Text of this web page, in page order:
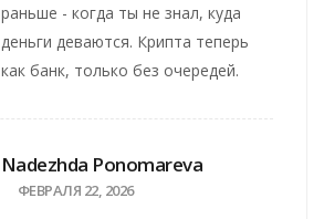
раньше - когда ты не знал, куда
деньги деваются. Крипта теперь
как банк, только без очередей.
Nadezhda Ponomareva
ФЕВРАЛЯ 22, 2026